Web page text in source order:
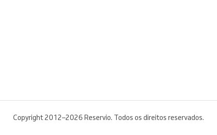
Copyright 2012–2026 Reservio. Todos os direitos reservados.